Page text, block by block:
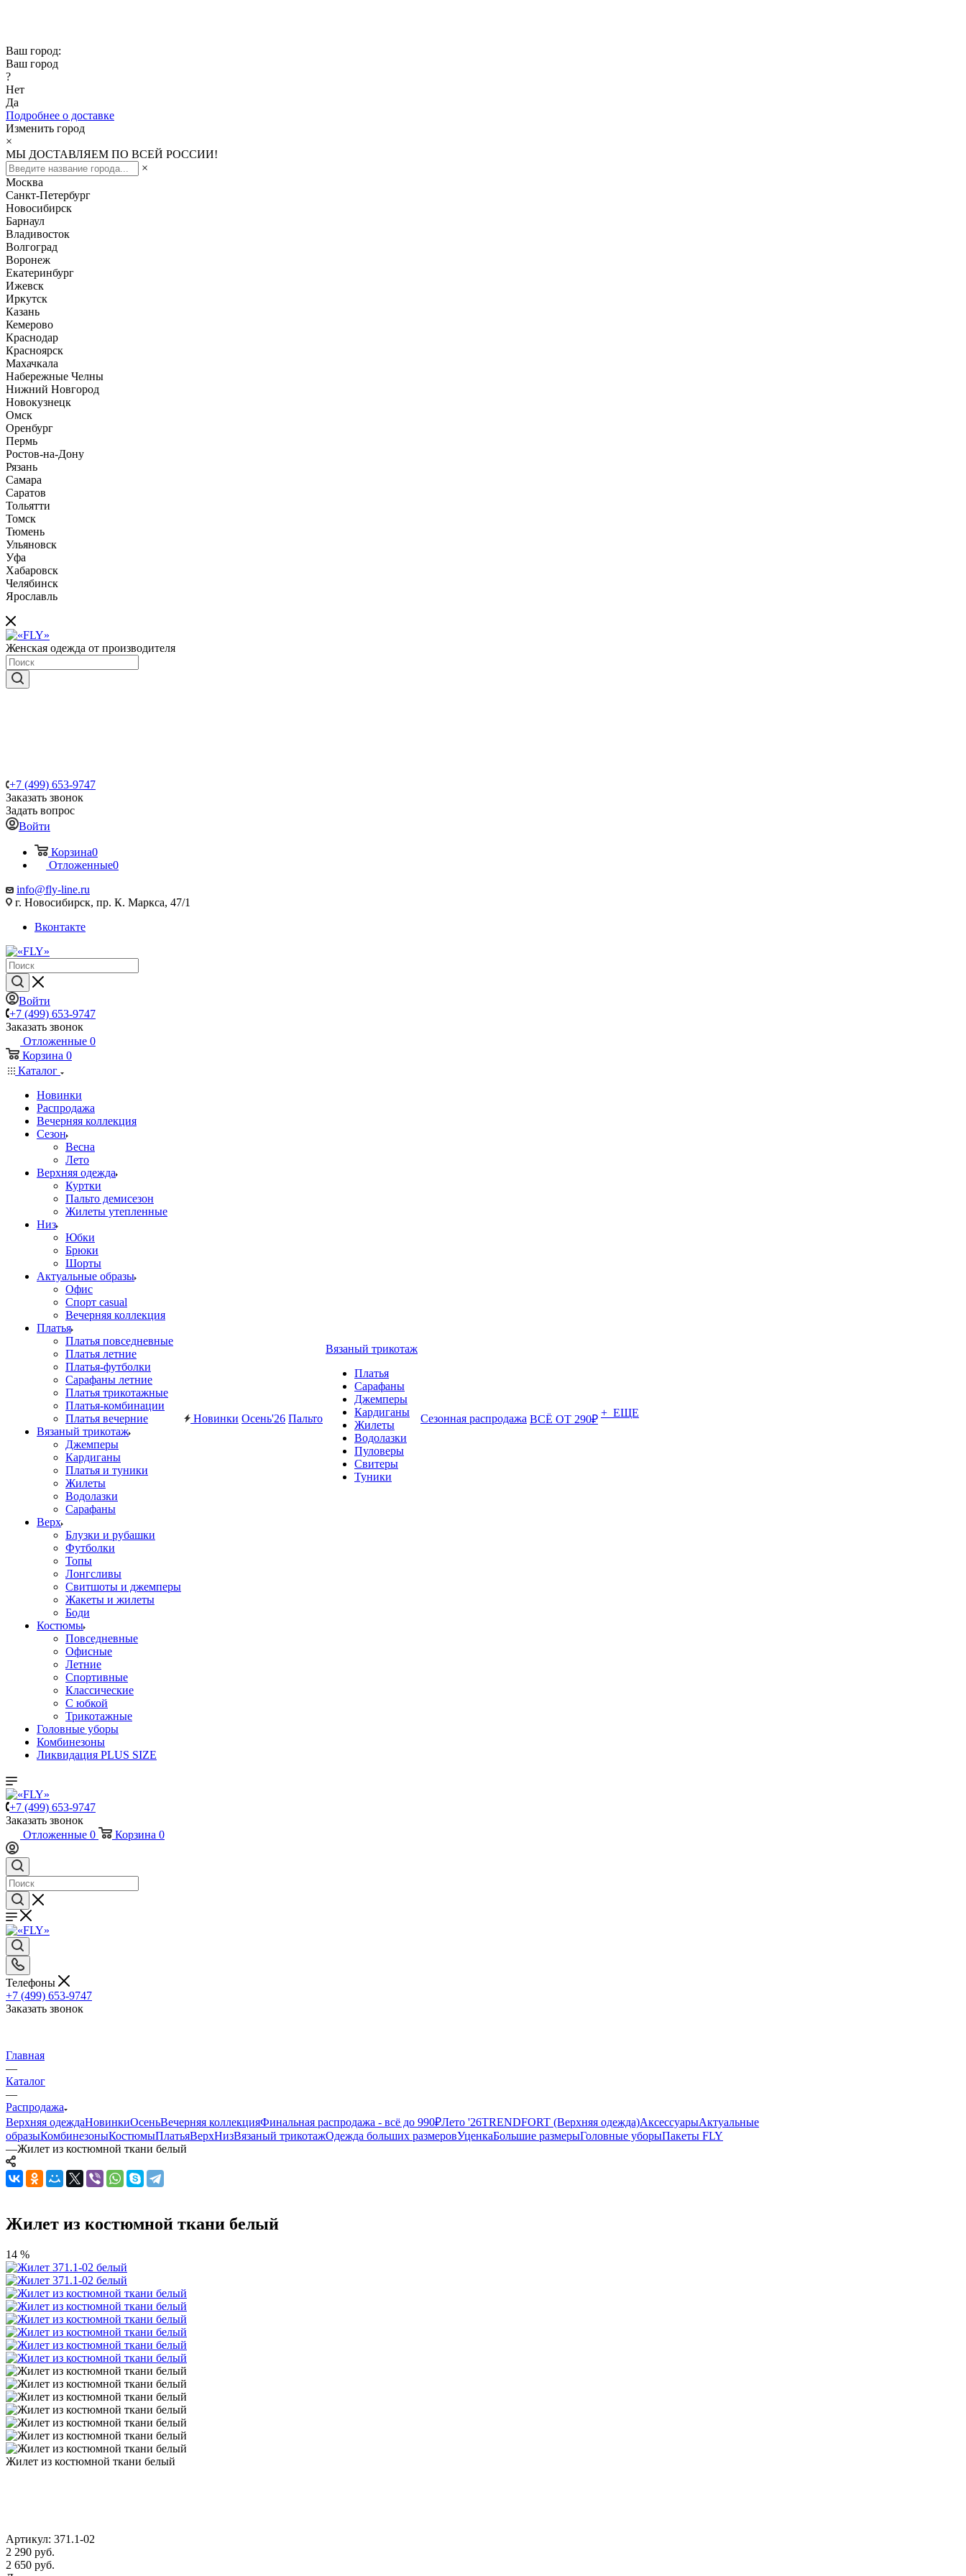
Ваш город:
Ваш город
?
Нет
Да
Подробнее о доставке
Изменить город
×
МЫ ДОСТАВЛЯЕМ ПО ВСЕЙ РОССИИ!
×
Москва
Санкт-Петербург
Новосибирск
Барнаул
Владивосток
Волгоград
Воронеж
Екатеринбург
Ижевск
Иркутск
Казань
Кемерово
Краснодар
Красноярск
Махачкала
Набережные Челны
Нижний Новгород
Новокузнецк
Омск
Оренбург
Пермь
Ростов-на-Дону
Рязань
Самара
Саратов
Тольятти
Томск
Тюмень
Ульяновск
Уфа
Хабаровск
Челябинск
Ярославль
Женская одежда от производителя
+7 (499) 653-9747
Заказать звонок
Задать вопрос
Войти
Корзина0
Отложенные0
info@fly-line.ru
г. Новосибирск, пр. К. Маркса, 47/1
Вконтакте
Войти
+7 (499) 653-9747
Заказать звонок
Отложенные 0
Корзина 0
Каталог
Новинки
Распродажа
Вечерняя коллекция
Сезон
Весна
Лето
Верхняя одежда
Куртки
Пальто демисезон
Жилеты утепленные
Низ
Юбки
Брюки
Шорты
Актуальные образы
Офис
Спорт casual
Вечерняя коллекция
Платья
Платья повседневные
Платья летние
Платья-футболки
Сарафаны летние
Платья трикотажные
Платья-комбинации
Платья вечерние
Вязаный трикотаж
Джемперы
Кардиганы
Платья и туники
Жилеты
Водолазки
Сарафаны
Верх
Блузки и рубашки
Футболки
Топы
Лонгсливы
Свитшоты и джемперы
Жакеты и жилеты
Боди
Костюмы
Повседневные
Офисные
Летние
Спортивные
Классические
С юбкой
Трикотажные
Головные уборы
Комбинезоны
Ликвидация PLUS SIZE
Новинки Осень'26 Пальто
Вязаный трикотаж
Платья
Сарафаны
Джемперы
Кардиганы
Жилеты
Водолазки
Пуловеры
Свитеры
Туники
Сезонная распродажа ВСЁ ОТ 290₽
+ ЕЩЕ
+7 (499) 653-9747
Заказать звонок
Отложенные 0 Корзина 0
Телефоны
+7 (499) 653-9747
Заказать звонок
Главная
—
Каталог
—
Распродажа
Верхняя одеждаНовинкиОсеньВечерняя коллекцияФинальная распродажа - всё до 990₽Лето '26TRENDFORT (Верхняя одежда)АксессуарыАктуальные
образыКомбинезоныКостюмыПлатьяВерхНизВязаный трикотажОдежда больших размеровУценкаБольшие размерыГоловные уборыПакеты FLY
—Жилет из костюмной ткани белый
Жилет из костюмной ткани белый
14 %
Жилет из костюмной ткани белый
Артикул: 371.1-02
2 290 руб.
2 650 руб.